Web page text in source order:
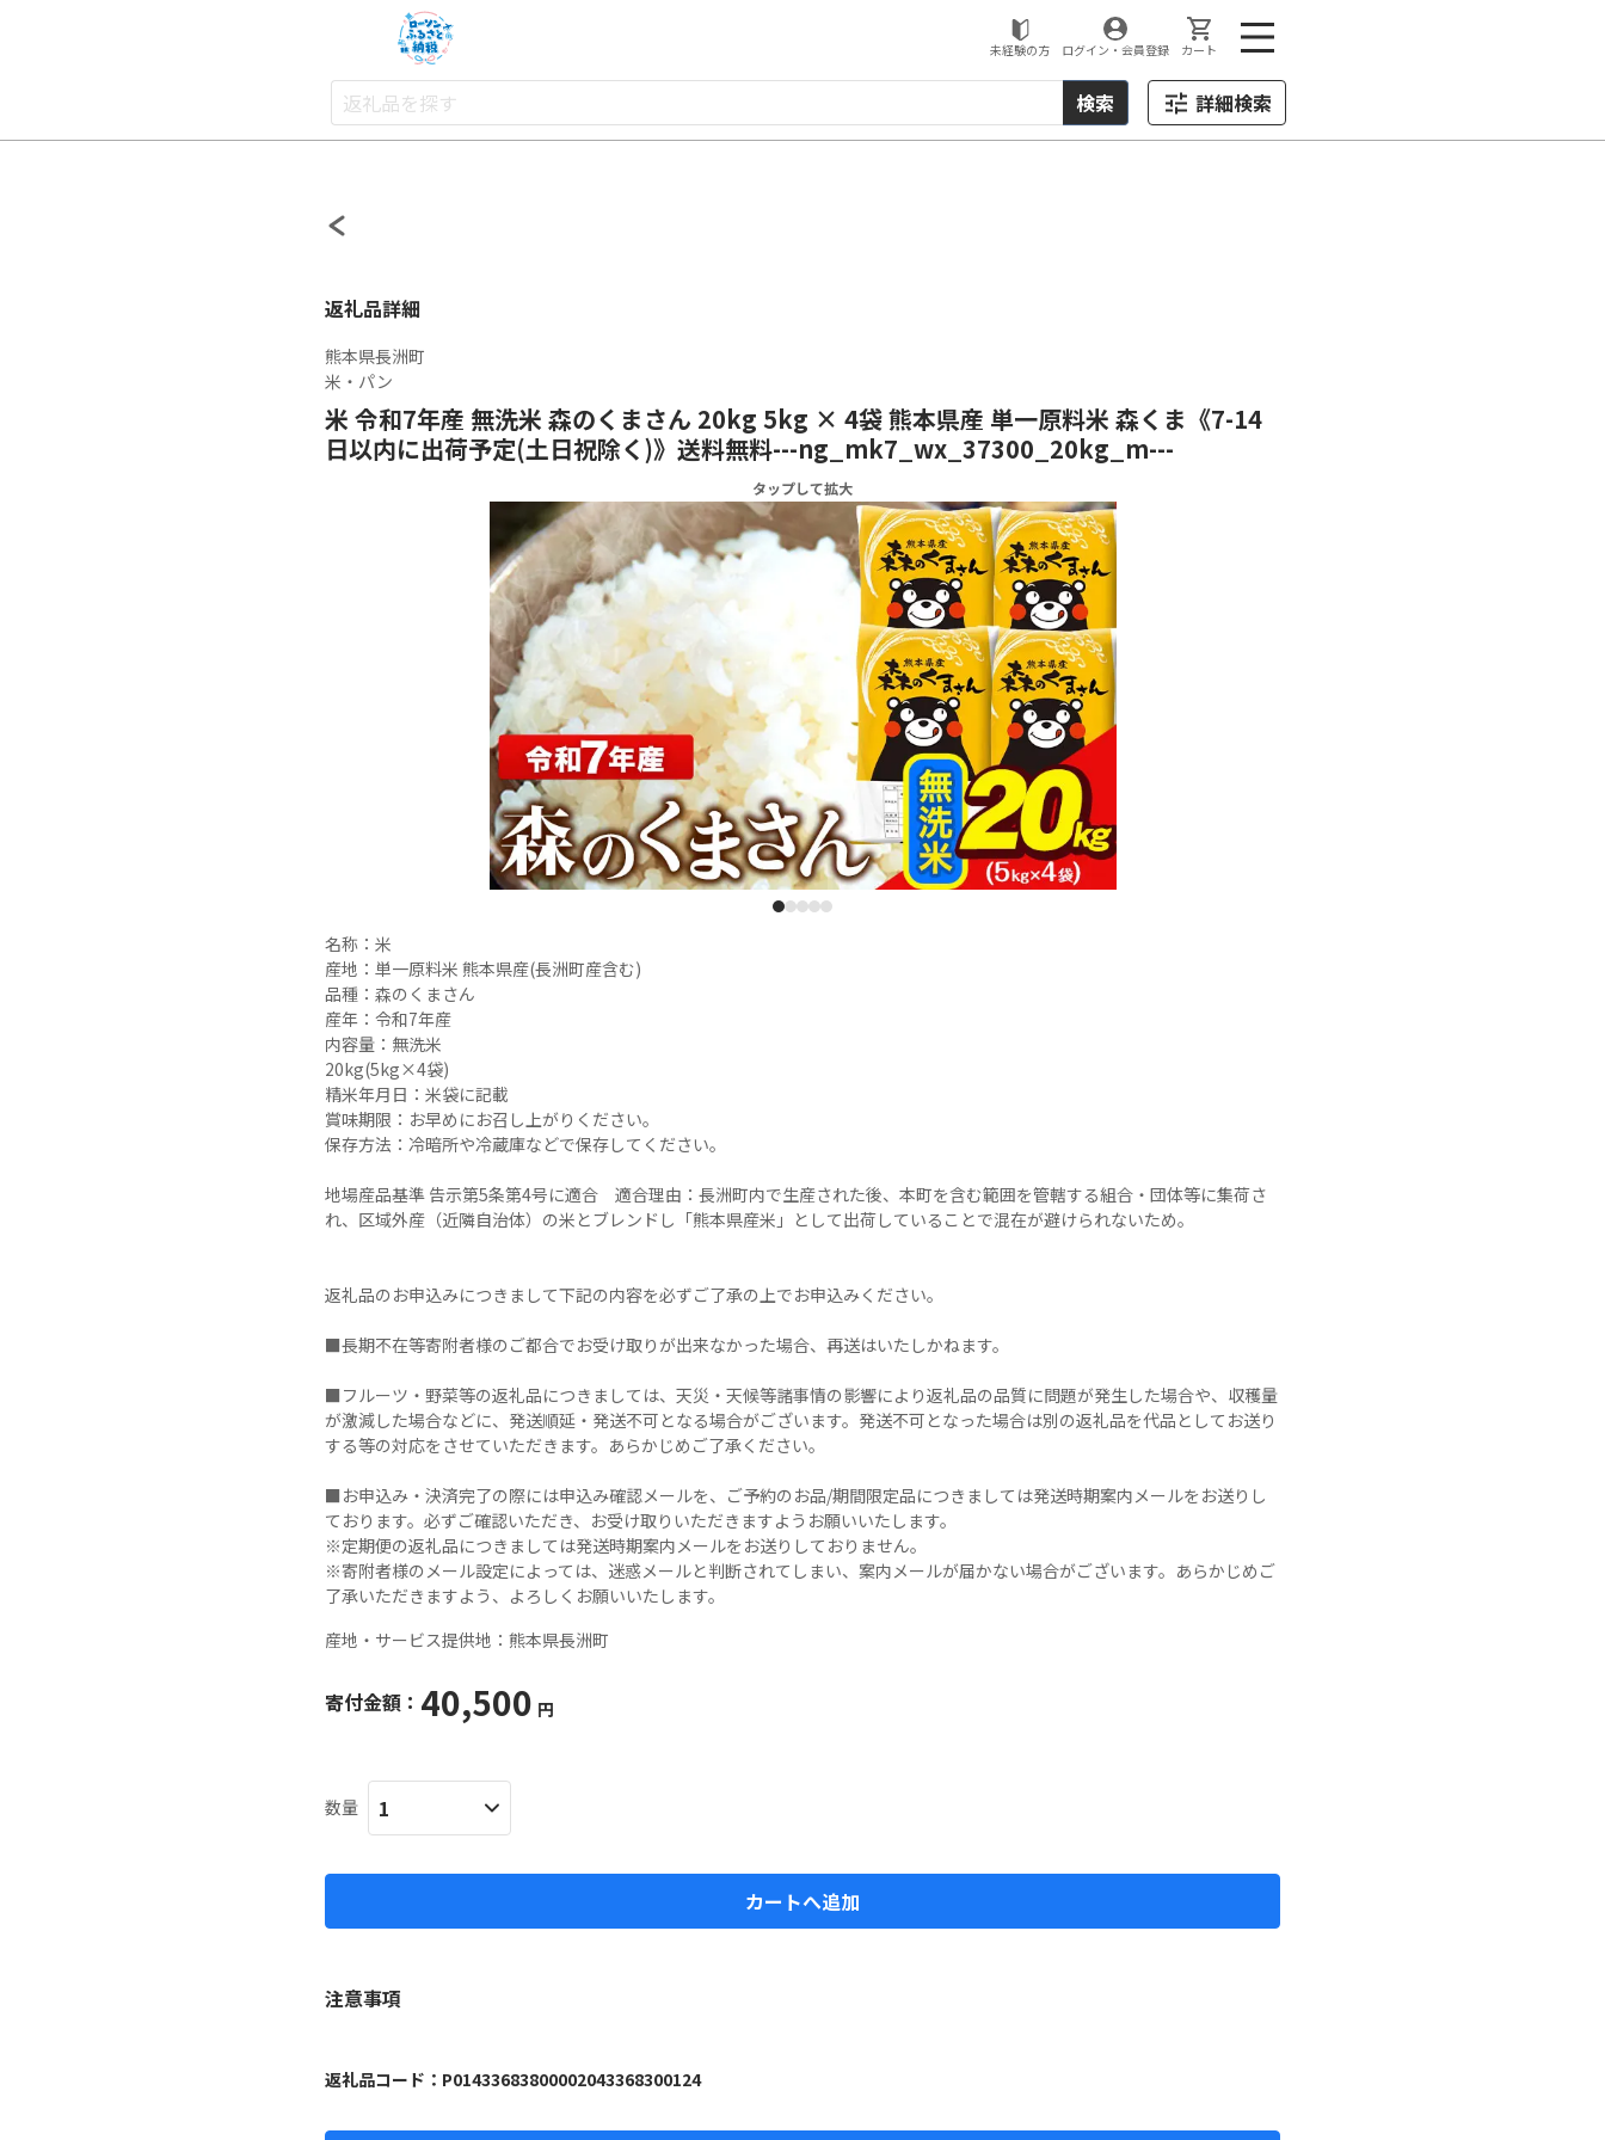
未経験の方 ログイン・会員登録 カート
検索 詳細検索
返礼品詳細
熊本県長洲町
米・パン
米 令和7年産 無洗米 森のくまさん 20kg 5kg × 4袋 熊本県産 単一原料米 森くま《7-14
日以内に出荷予定(土日祝除く)》送料無料---ng_mk7_wx_37300_20kg_m---
タップして拡大
1 2 3 4 5
名称：米
産地：単一原料米 熊本県産(長洲町産含む)
品種：森のくまさん
産年：令和7年産
内容量：無洗米
20kg(5kg×4袋)
精米年月日：米袋に記載
賞味期限：お早めにお召し上がりください。
保存方法：冷暗所や冷蔵庫などで保存してください。
地場産品基準 告示第5条第4号に適合　適合理由：長洲町内で生産された後、本町を含む範囲を管轄する組合・団体等に集荷さ
れ、区域外産（近隣自治体）の米とブレンドし「熊本県産米」として出荷していることで混在が避けられないため。
返礼品のお申込みにつきまして下記の内容を必ずご了承の上でお申込みください。
■長期不在等寄附者様のご都合でお受け取りが出来なかった場合、再送はいたしかねます。
■フルーツ・野菜等の返礼品につきましては、天災・天候等諸事情の影響により返礼品の品質に問題が発生した場合や、収穫量
が激減した場合などに、発送順延・発送不可となる場合がございます。発送不可となった場合は別の返礼品を代品としてお送り
する等の対応をさせていただきます。あらかじめご了承ください。
■お申込み・決済完了の際には申込み確認メールを、ご予約のお品/期間限定品につきましては発送時期案内メールをお送りし
ております。必ずご確認いただき、お受け取りいただきますようお願いいたします。
※定期便の返礼品につきましては発送時期案内メールをお送りしておりません。
※寄附者様のメール設定によっては、迷惑メールと判断されてしまい、案内メールが届かない場合がございます。あらかじめご
産地・サービス提供地： 熊本県長洲町
寄付金額： 40,500 円
数量
カートへ追加
注意事項
返礼品コード： P01433683800002043368300124